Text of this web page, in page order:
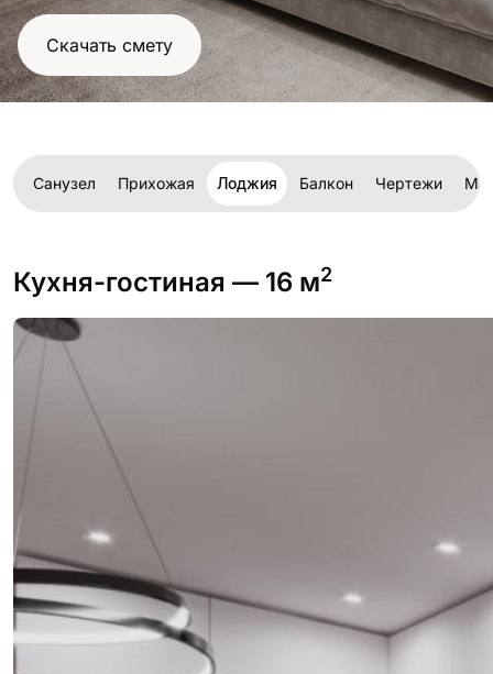
Скачать смету
Санузел Прихожая Лоджия Балкон Чертежи
Кухня-гостиная — 16 м2